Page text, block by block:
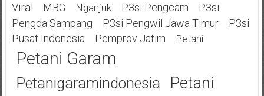
Viral
MBG Nganjuk P3si Pengcam
P3si
Pengda Sampang
P3si Pengwil Jawa Timur
P3si
Pusat Indonesia
Pemprov Jatim Petani
Petani Garam
Petanigaramindonesia
Petani